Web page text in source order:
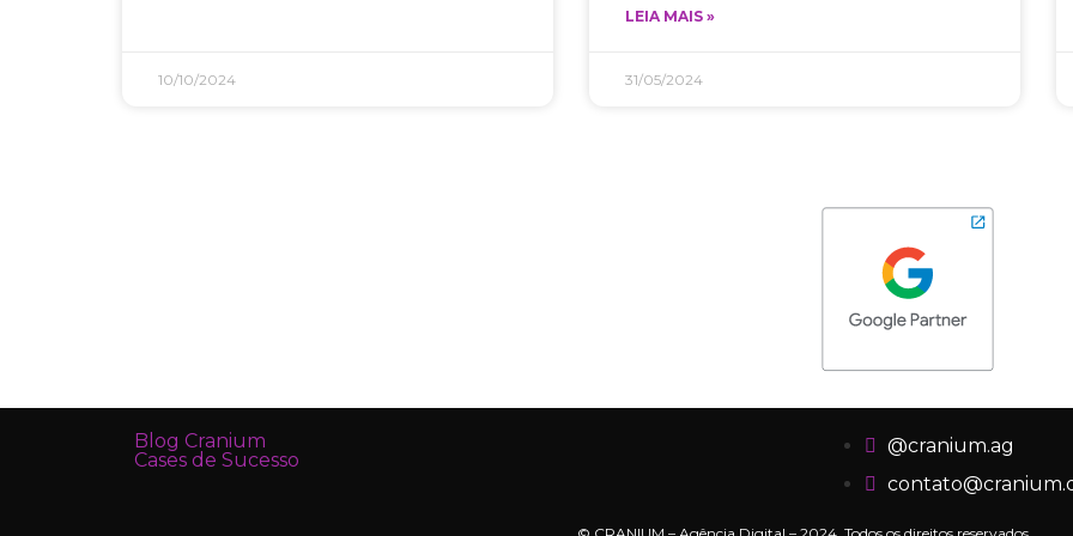
10/10/2024
LEIA MAIS »
31/05/2024
Blog Cranium
Cases de Sucesso
@cranium.ag